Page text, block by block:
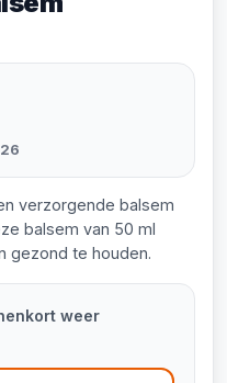
verzorgende balsem
balsem van 50 ml
gezond te houden.
weer